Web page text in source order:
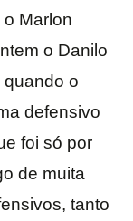
Marlon
o Danilo
quando o
defensivo
foi só por
de muita
tanto